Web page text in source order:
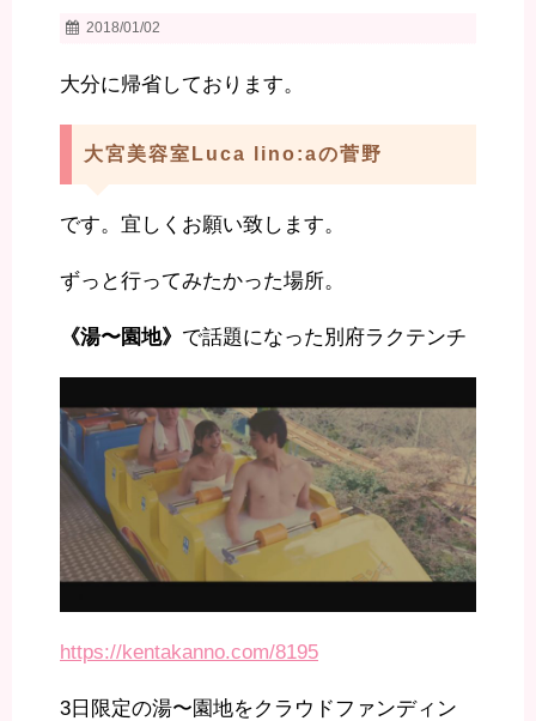
2018/01/02
大分に帰省しております。
大宮美容室Luca lino:aの菅野
です。宜しくお願い致します。
ずっと行ってみたかった場所。
《湯〜園地》 で話題になった別府ラクテンチ
https://kentakanno.com/8195
3日限定の湯〜園地をクラウドファンディン